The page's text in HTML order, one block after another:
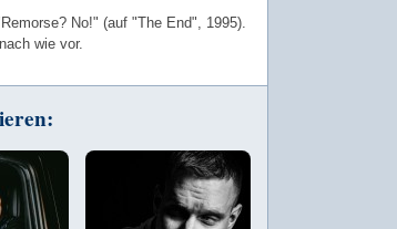
No!" (auf "The End", 1995).
wie vor.